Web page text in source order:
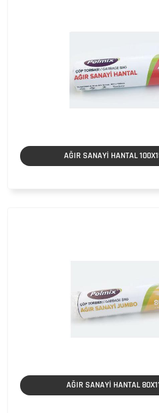
AĞIR SANAYİ HANTAL
AĞIR SANAYİ HANTAL